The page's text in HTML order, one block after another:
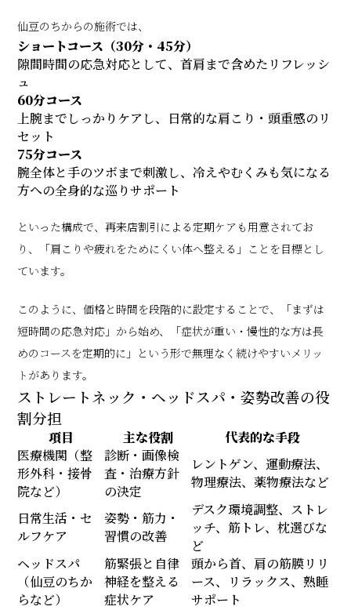
仙豆のちからの施術では、
ショートコース（30分・45分）
隙間時間の応急対応として、首肩まで含めたリフレッシ
ュ
60分コース
上腕までしっかりケアし、日常的な肩こり・頭重感のリ
セット
75分コース
腕全体と手のツボまで刺激し、冷えやむくみも気になる
方への全身的な巡りサポート
といった構成で、再来店割引による定期ケアも用意されてお
り、「肩こりや疲れをためにくい体へ整える」ことを目標とし
ています。
このように、価格と時間を段階的に設定することで、「まずは
短時間の応急対応」から始め、「症状が重い・慢性的な方は長
めのコースを定期的に」という形で無理なく続けやすいメリッ
トがあります。
ストレートネック・ヘッドスパ・姿勢改善の役
割分担
項目 主な役割
代表的な手段
医療機関（整
形外科・接骨
院など）
診断・画像検
査・治療方針
の決定
レントゲン、運動療法、
物理療法、薬物療法など
日常生活・セ
ルフケア
姿勢・筋力・
習慣の改善
デスク環境調整、ストレ
ッチ、筋トレ、枕選びな
ど
ヘッドスパ
（仙豆のちか
らなど）
筋緊張と自律
神経を整える
症状ケア
頭から首、肩の筋膜リリ
ース、リラックス、熟睡
サポート